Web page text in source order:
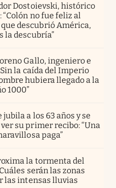
Dostoievski, histórico
no fue feliz al
descubrió América,
la descubría”
Gallo, ingeniero e
la caída del Imperio
hubiera llegado a la
1000”
jubila a los 63 años y se
su primer recibo: “Una
paga”
la tormenta del
serán las zonas
las intensas lluvias